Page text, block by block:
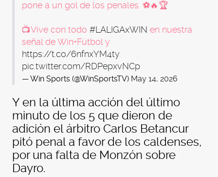
pone a un gol de los penales. ⚽🔥🏆
📺Vive con todo #LALIGAxWIN en nuestra
señal de Win+Fútbol y
https://t.co/6nfnxYM4ty.
pic.twitter.com/RDPepxvNCp
— Win Sports (@WinSportsTV) May 14, 2026
Y en la última acción del último
minuto de los 5 que dieron de
adición el árbitro Carlos Betancur
pitó penal a favor de los caldenses,
por una falta de Monzón sobre
Dayro.